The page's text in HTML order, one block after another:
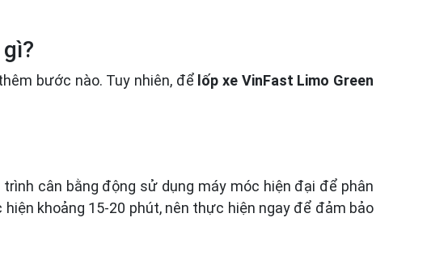
bước nào. Tuy nhiên, để lốp xe VinFast Limo Green
cân bằng động sử dụng máy móc hiện đại để phân
khoảng 15-20 phút, nên thực hiện ngay để đảm bảo